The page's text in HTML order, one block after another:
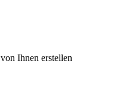
Ihnen erstellen